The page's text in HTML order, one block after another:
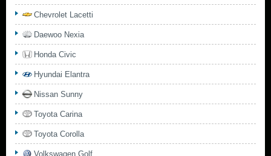
Chevrolet Lacetti
Daewoo Nexia
Honda Civic
Hyundai Elantra
Nissan Sunny
Toyota Carina
Toyota Corolla
Volkswagen Golf